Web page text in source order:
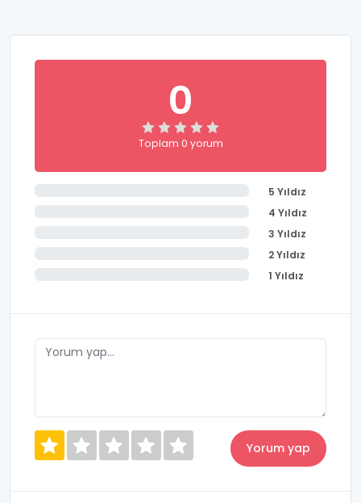
0
Toplam 0 yorum
5 Yıldız
4 Yıldız
3 Yıldız
2 Yıldız
1 Yıldız